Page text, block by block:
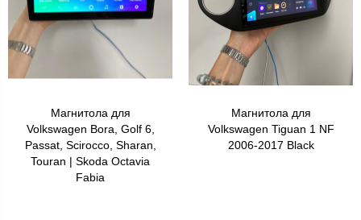
Магнитола для
Volkswagen Bora, Golf 6,
Passat, Scirocco, Sharan,
Touran | Skoda Octavia
Fabia
Магнитола для
Volkswagen Tiguan 1 NF
2006-2017 Black